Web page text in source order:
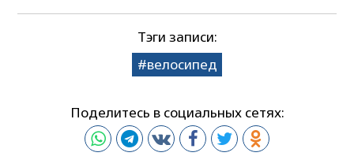
Тэги записи:
велосипед
Поделитесь в социальных сетях: